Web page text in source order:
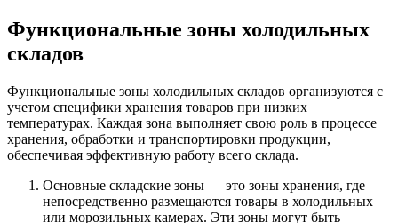
Функциональные зоны холодильных
складов
Функциональные зоны холодильных складов организуются с
учетом специфики хранения товаров при низких
температурах. Каждая зона выполняет свою роль в процессе
хранения, обработки и транспортировки продукции,
обеспечивая эффективную работу всего склада.
Основные складские зоны — это зоны хранения, где
непосредственно размещаются товары в холодильных
или морозильных камерах. Эти зоны могут быть